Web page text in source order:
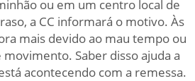
ou em um centro local de
a CC informará o motivo. Às
mais devido ao mau tempo ou
Saber disso ajuda a
acontecendo com a remessa.